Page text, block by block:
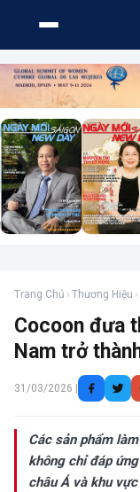
Trang Chủ › Thương Hiệu ›
Cocoon đưa
Nam trở
31/03/2026 |
Các sản phẩm
không chỉ đáp
châu Á và khu